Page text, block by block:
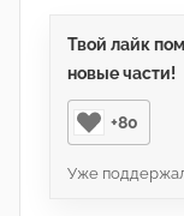
Твой лайк
новые части!
+80
Уже